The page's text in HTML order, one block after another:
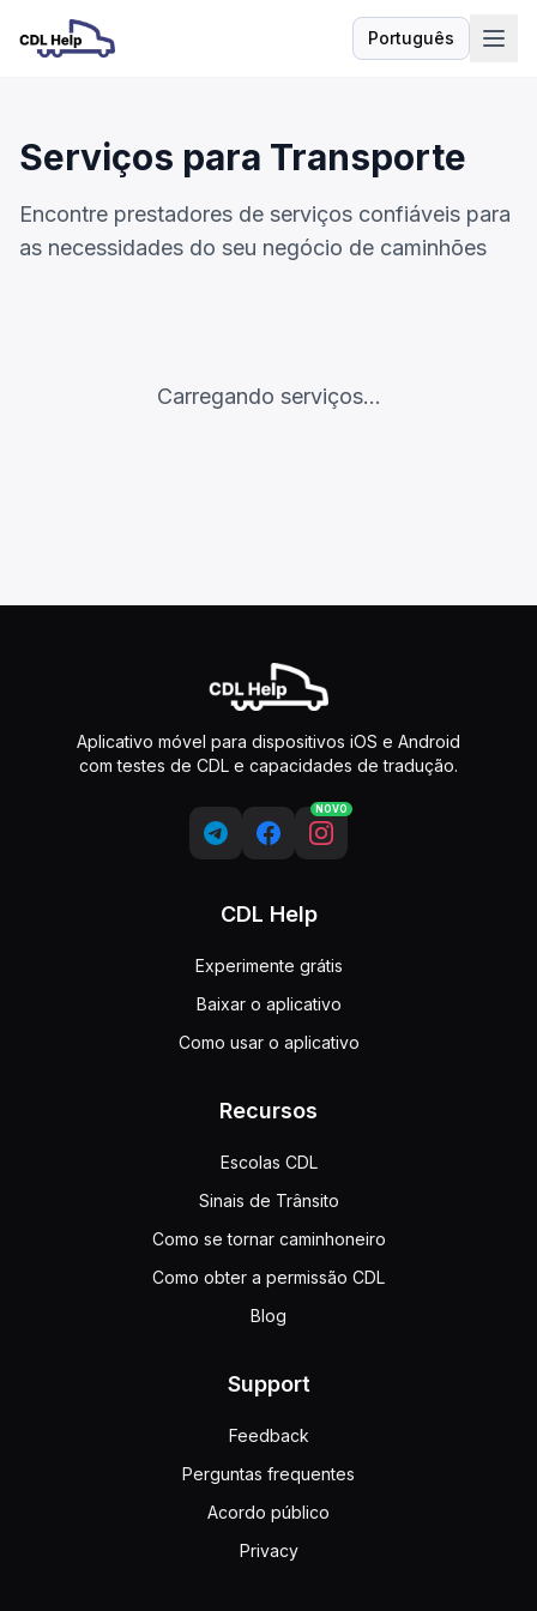
Português
Idioma
Serviços para Transporte
Encontre prestadores de serviços confiáveis para
as necessidades do seu negócio de caminhões
Carregando serviços...
Aplicativo móvel para dispositivos iOS e Android
com testes de CDL e capacidades de tradução.
NOVO
CDL Help
Experimente grátis
Baixar o aplicativo
Como usar o aplicativo
Recursos
Escolas CDL
Sinais de Trânsito
Como se tornar caminhoneiro
Como obter a permissão CDL
Blog
Support
Feedback
Perguntas frequentes
Acordo público
Privacy